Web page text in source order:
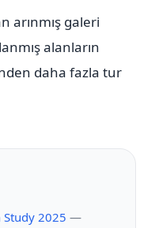
arınmış galeri
alanların
daha fazla tur
2025 —